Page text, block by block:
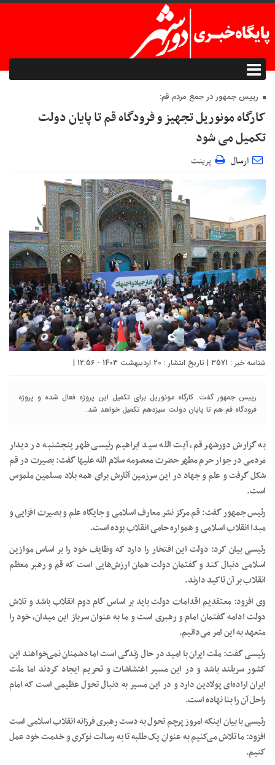
رییس جمهور در جمع مردم قم:
کارگاه مونوریل تجهیز و فرودگاه قم تا پایان دولت
تکمیل می شود
ارسال پرینت
شناسه خبر : 3571 | تاریخ انتشار : 20 اردیبهشت 1403 - 12:56 |
رییس جمهور گفت: کارگاه مونوریل برای تکمیل این پروژه فعال شده و پروژه
فرودگاه قم هم تا پایان دولت سیزدهم تکمیل خواهد شد.
به گزارش دورشهر قم، آیت الله سید ابراهیم رئیسی ظهر پنجشنبه در دیدار
مردمی در جوار حرم مطهر حضرت معصومه سلام الله علیها گفت: بصیرت در قم
شکل گرفت و علم و جهاد در این سرزمین آثارش برای همه بلاد مسلمین ملموس
است.
رئیس جمهور گفت: قم مرکز نشر معارف اسلامی و جایگاه علم و بصیرت افزایی و
مبدا انقلاب اسلامی و همواره حامی انقلاب بوده است.
رئیسی بیان کرد: دولت این افتخار را دارد که وظایف خود را بر اساس موازین
اسلامی دنبال کند و گفتمان دولت همان ارزش‌هایی است که قم و رهبر معظم
انقلاب بر آن تاکید دارند.
وی افزود: معتقدیم اقدامات دولت باید بر اساس گام دوم انقلاب باشد و تلاش
دولت ادامه گفتمان امام و رهبری است و ما به عنوان سرباز این میدان، خود را
متعهد به این امر می‌دانیم.
رئیسی گفت: ملت ایران با امید در حال زندگی است اما دشمنان نمی‌خواهند این
کشور سربلند باشد و در این مسیر اغتشاشات و تحریم ایجاد کردند اما ملت
ایران اراده‌ای پولادین دارد و در این مسیر به دنبال تحول عظیمی است که امام
راحل آن را بنا نهاده است.
رئیسی با بیان اینکه امروز پرچم تحول به دست رهبری فرزانه انقلاب اسلامی است
افزود: ما تلاش می‌کنیم به عنوان یک طلبه تا به رسالت نوکری و خدمت خود عمل
کنیم.